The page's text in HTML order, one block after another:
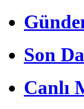
Son
Canlı